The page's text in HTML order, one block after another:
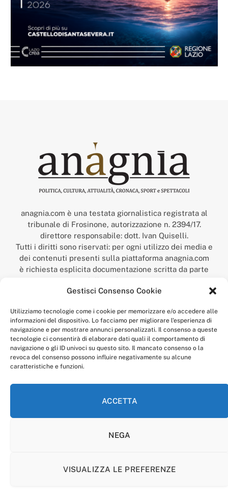
Gestisci Consenso Cookie
Utilizziamo tecnologie come i cookie per memorizzare e/o accedere alle
informazioni del dispositivo. Lo facciamo per migliorare l'esperienza di
navigazione e per mostrare annunci personalizzati. Il consenso a queste
tecnologie ci consentirà di elaborare dati quali il comportamento di
navigazione o gli ID univoci su questo sito. Il mancato consenso o la
revoca del consenso possono influire negativamente su alcune
caratteristiche e funzioni.
ACCETTA
NEGA
VISUALIZZA LE PREFERENZE
anagnia.com è una testata giornalistica registrata al
tribunale di Frosinone, autorizzazione n. 2394/17.
direttore responsabile: dott. Ivan Quiselli.
Tutti i diritti sono riservati: per ogni utilizzo dei media e
dei contenuti presenti sulla piattaforma anagnia.com
è richiesta esplicita documentazione scritta da parte
della redazione.
“Anagnia” è un marchio registrato presso l’Ufficio Italiano
Economico,
num. registrazione: 302017000014044 del 9 febbraio 2017.
Per contatti:redazione@anagnia.com
COOKIE POLICY